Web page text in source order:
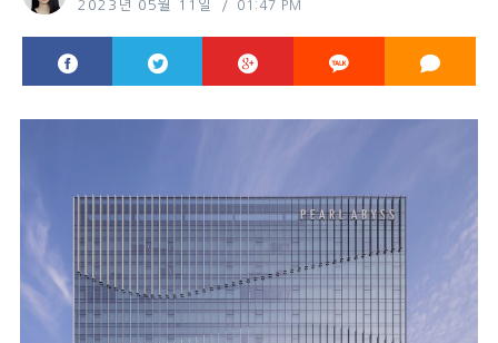
2023년 05월 11일 01:47 PM